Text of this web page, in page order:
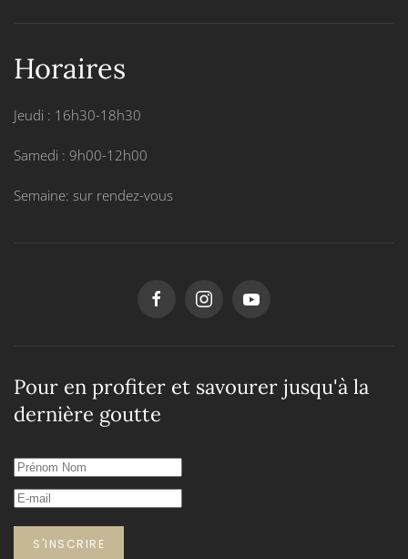
Horaires
Jeudi : 16h30-18h30
Samedi : 9h00-12h00
Semaine: sur rendez-vous
Pour en profiter et savourer jusqu'à la
dernière goutte
S'INSCRIRE